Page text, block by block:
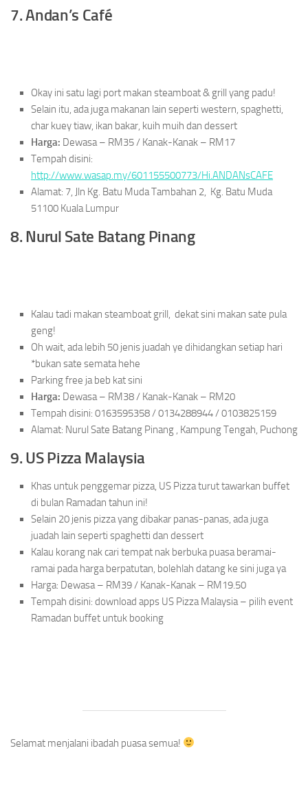
7. Andan’s Café
Okay ini satu lagi port makan steamboat & grill yang padu!
Selain itu, ada juga makanan lain seperti western, spaghetti,
char kuey tiaw, ikan bakar, kuih muih dan dessert
Harga: Dewasa – RM35 / Kanak-Kanak – RM17
Tempah disini:
http://www.wasap.my/601155500773/Hi.ANDANsCAFE
Alamat: 7, Jln Kg. Batu Muda Tambahan 2, Kg. Batu Muda
51100 Kuala Lumpur
8. Nurul Sate Batang Pinang
Kalau tadi makan steamboat grill, dekat sini makan sate pula
geng!
Oh wait, ada lebih 50 jenis juadah ye dihidangkan setiap hari
*bukan sate semata hehe
Parking free ja beb kat sini
Harga: Dewasa – RM38 / Kanak-Kanak – RM20
Tempah disini: 0163595358 / 0134288944 / 0103825159
Alamat: Nurul Sate Batang Pinang , Kampung Tengah, Puchong
9. US Pizza Malaysia
Khas untuk penggemar pizza, US Pizza turut tawarkan buffet
di bulan Ramadan tahun ini!
Selain 20 jenis pizza yang dibakar panas-panas, ada juga
juadah lain seperti spaghetti dan dessert
Kalau korang nak cari tempat nak berbuka puasa beramai-
ramai pada harga berpatutan, bolehlah datang ke sini juga ya
Harga: Dewasa – RM39 / Kanak-Kanak – RM19.50
Tempah disini: download apps US Pizza Malaysia – pilih event
Ramadan buffet untuk booking
Selamat menjalani ibadah puasa semua!